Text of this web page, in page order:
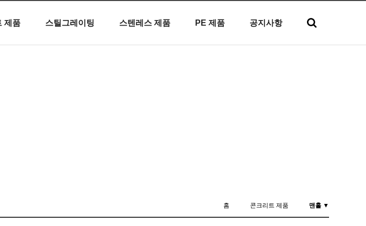
제품 스틸그레이팅 스텐레스 제품 PE 제품 공지사항
홈 콘크리트 제품 맨홀 ▼